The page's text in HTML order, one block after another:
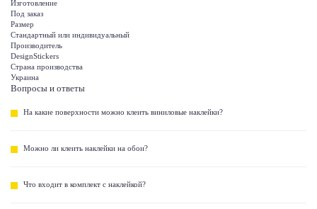
Изготовление
Под заказ
Размер
Стандартный или индивидуальный
Производитель
DesignStickers
Страна производства
Украина
Вопросы и ответы
На какие поверхности можно клеить виниловые наклейки?
Можно ли клеить наклейки на обои?
Что входит в комплект с наклейкой?